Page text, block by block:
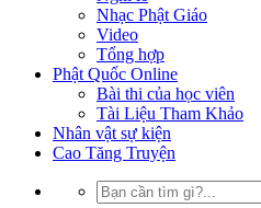
Nhạc Phật Giáo
Video
Tổng hợp
Phật Quốc Online
Bài thi của học viên
Tài Liệu Tham Khảo
Nhân vật sự kiện
Cao Tăng Truyện